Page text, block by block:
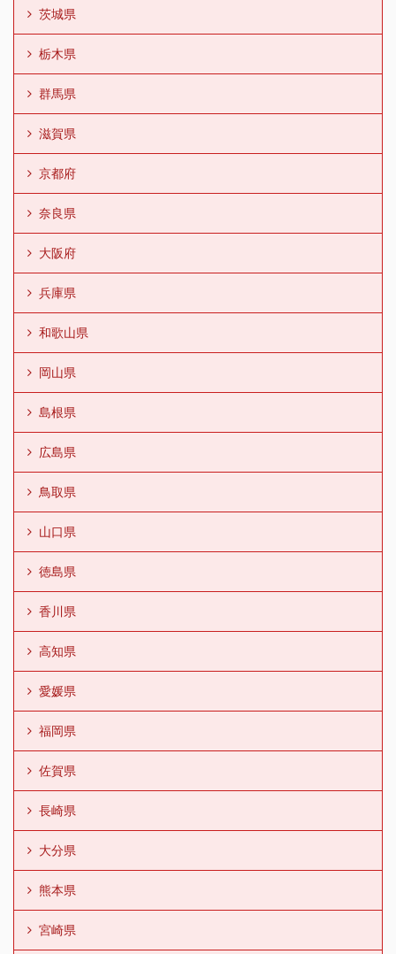
茨城県
栃木県
群馬県
滋賀県
京都府
奈良県
大阪府
兵庫県
和歌山県
岡山県
島根県
広島県
鳥取県
山口県
徳島県
香川県
高知県
愛媛県
福岡県
佐賀県
長崎県
大分県
熊本県
宮崎県